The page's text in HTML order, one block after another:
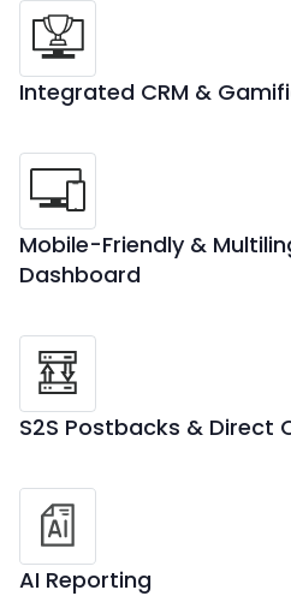
Integrated CRM &
Mobile-Friendly &
Dashboard
S2S Postbacks & Direct
AI Reporting